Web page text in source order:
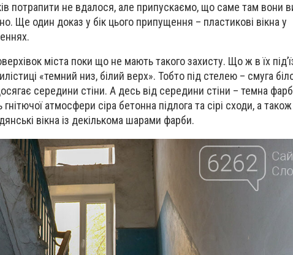
потрапити не вдалося, але припускаємо, що саме там вони
Ще один доказ у бік цього припущення – пластикові вікна у
міста поки що не мають такого захисту. Що ж в їх
«темний низ, білий верх». Тобто під стелею – смуга
середини стіни. А десь від середини стіни – темна
атмосфери сіра бетонна підлога та сірі сходи, а також
вікна із декількома шарами фарби.